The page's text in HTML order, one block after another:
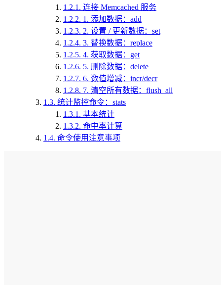
1.2.1. 连接 Memcached 服务
1.2.2. 1. 添加数据：add
1.2.3. 2. 设置 / 更新数据：set
1.2.4. 3. 替换数据：replace
1.2.5. 4. 获取数据：get
1.2.6. 5. 删除数据：delete
1.2.7. 6. 数值增减：incr/decr
1.2.8. 7. 清空所有数据：flush_all
1.3. 统计监控命令：stats
1.3.1. 基本统计
1.3.2. 命中率计算
1.4. 命令使用注意事项